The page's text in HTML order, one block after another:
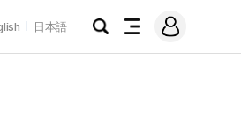
日本語
검
전
메
그